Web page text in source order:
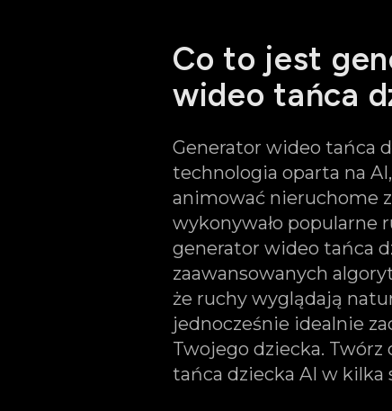
Co to jest
wideo tańca
Generator wideo tańca
technologia oparta na
animować nieruchome
wykonywało popularne
generator wideo tańca
zaawansowanych
że ruchy wyglądają
jednocześnie idealnie
Twojego dziecka. Twórz
tańca dziecka AI w kilka